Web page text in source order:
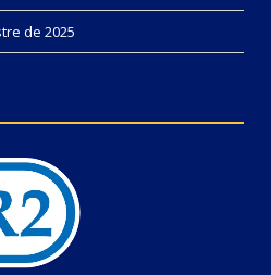
de 2025